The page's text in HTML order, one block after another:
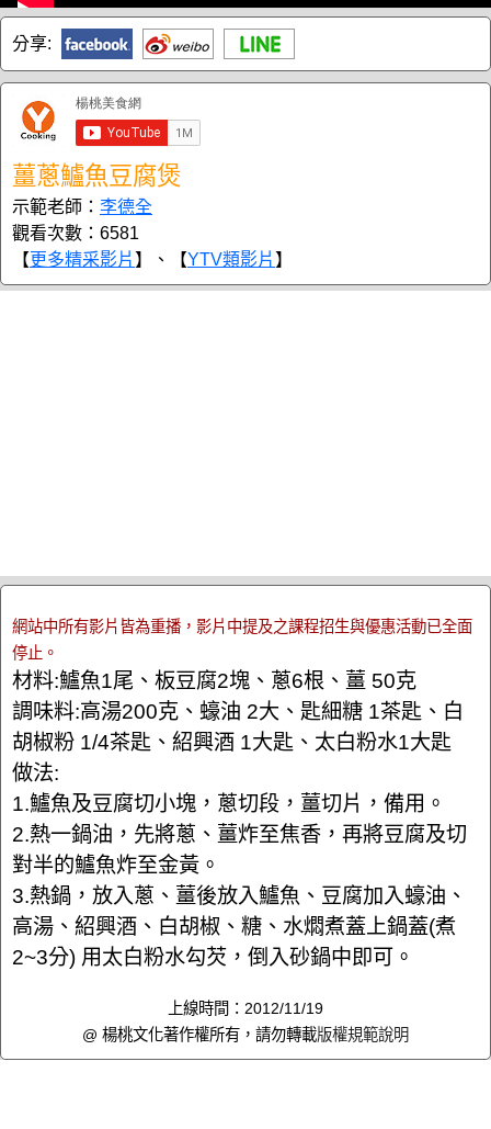
分享:
薑蔥鱸魚豆腐煲
示範老師： 李德全
觀看次數：6581
【更多精采影片 】、【YTV類影片 】
網站中所有影片皆為重播，影片中提及之課程招生與優惠活動已全面
停止。
材料:鱸魚1尾、板豆腐2塊、蔥6根、薑 50克
調味料:高湯200克、蠔油 2大、匙細糖 1茶匙、白
胡椒粉 1/4茶匙、紹興酒 1大匙、太白粉水1大匙
做法:
1.鱸魚及豆腐切小塊，蔥切段，薑切片，備用。
2.熱一鍋油，先將蔥、薑炸至焦香，再將豆腐及切
對半的鱸魚炸至金黃。
3.熱鍋，放入蔥、薑後放入鱸魚、豆腐加入蠔油、
高湯、紹興酒、白胡椒、糖、水燜煮蓋上鍋蓋(煮
2~3分) 用太白粉水勾芡，倒入砂鍋中即可。
上線時間：2012/11/19
@ 楊桃文化著作權所有，請勿轉載版權規範說明